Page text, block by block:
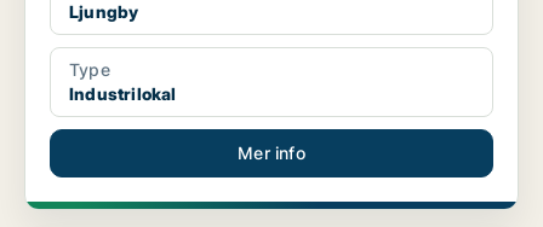
Ljungby
Type
Industrilokal
Mer info